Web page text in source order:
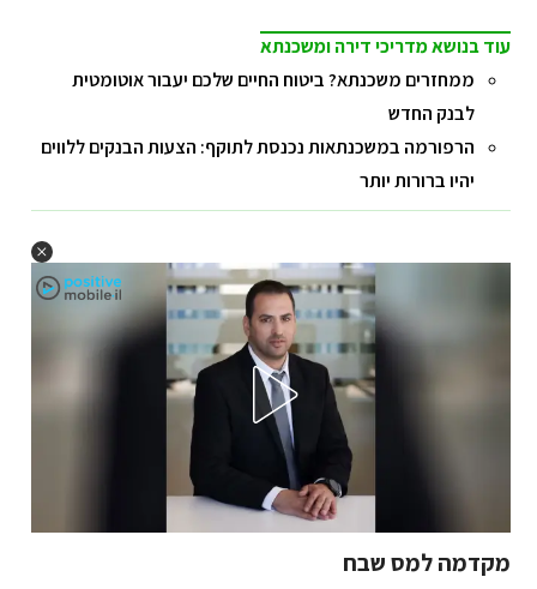
עוד בנושא מדריכי דירה ומשכנתא
ממחזרים משכנתא? ביטוח החיים שלכם יעבור אוטומטית
לבנק החדש
הרפורמה במשכנתאות נכנסת לתוקף: הצעות הבנקים ללווים
יהיו ברורות יותר
מקדמה למס שבח